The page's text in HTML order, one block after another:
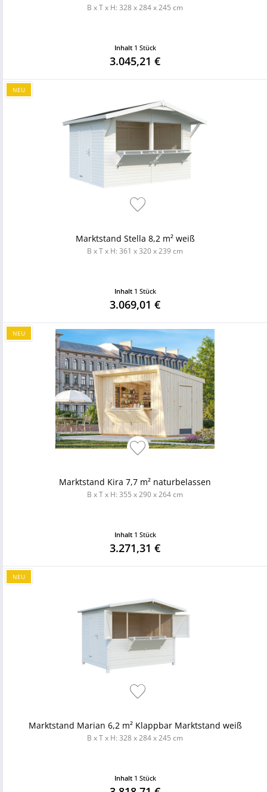
B x T x H: 328 x 284 x 245 cm
Inhalt 1 Stück
3.045,21 €
NEU
Marktstand Stella 8,2 m² weiß
B x T x H: 361 x 320 x 239 cm
Inhalt 1 Stück
3.069,01 €
NEU
Marktstand Kira 7,7 m² naturbelassen
B x T x H: 355 x 290 x 264 cm
Inhalt 1 Stück
3.271,31 €
NEU
Marktstand Marian 6,2 m² Klappbar Marktstand weiß
B x T x H: 328 x 284 x 245 cm
Inhalt 1 Stück